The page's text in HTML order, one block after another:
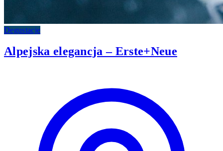
Degustacje
Alpejska elegancja – Erste+Neue